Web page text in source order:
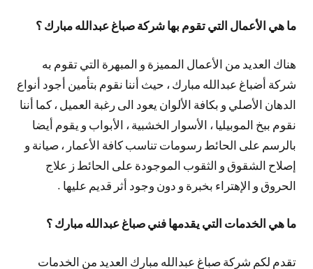
ما هي الأعمال التي تقوم بها شركة صباغ عبدالله مبارك ؟
هناك العديد من الأعمال المميزة و المبهرة التي تقوم به
شركة أضباغ عبدالله مبارك ، حيث أننا نقوم بتأمين أجود أنواع
الدهان الأصلي و بكافة الألوان يعود الى رغبة العميل ، كما أننا
نقوم ببخ الموبيليا ، الأسوار الخشبية ، الأبواب و يقوم أيضا
بالرسم على الحائط رسومات تناسب كافة الأعمار ، صيانة و
إصلاح الشقوق و الثقوب الموجودة على الحائط ز علاج
الحروق و الإهتراء بخبرة و دون وجود أثر قديم عليها .
ما هي الخدمات التي يقدمها فني صباغ عبدالله مبارك ؟
تقدم لكم شركة صباغ عبدالله مبارك العديد من الخدمات